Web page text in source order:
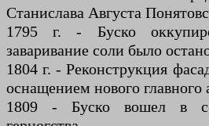
Станислава Августа
1795 г. - Буско
заваривание соли было
1804 г. - Реконструкция
оснащением нового главного
1809 - Буско вошел в